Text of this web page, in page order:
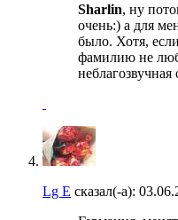
Sharlin, ну
очень:) а для
было. Хотя,
фамилию не
неблагозвучная
Lg E сказал(-а):